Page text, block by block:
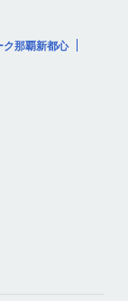
ク那覇新都心